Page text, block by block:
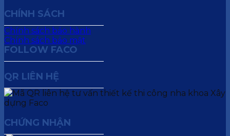
CHÍNH SÁCH
Chính sách bảo hành
Chính sách bảo mật
FOLLOW FACO
QR LIÊN HỆ
CHỨNG NHẬN